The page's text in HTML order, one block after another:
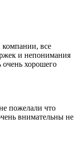
компании, все
и непонимания
хорошего
пожелали что
внимательны не